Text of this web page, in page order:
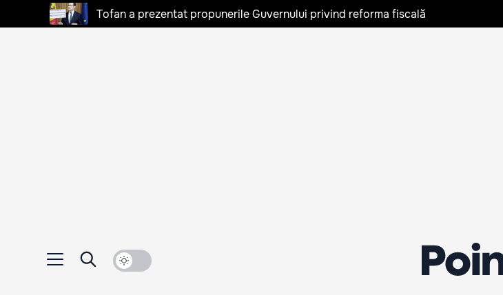
Tofan a prezentat propunerile Guvernului privind reforma fiscală